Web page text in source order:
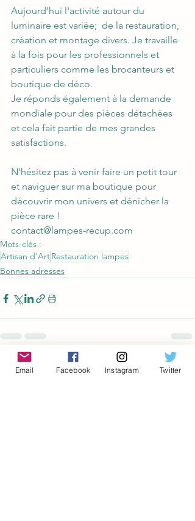
Aujourd'hui l'activité autour du
luminaire est variée;  de la restauration,
création et montage divers. Je travaille
à la fois pour les professionnels et
particuliers comme les brocanteurs et
boutique de déco.
Je réponds également à la demande
mondiale pour des pièces détachées
et cela fait partie de mes grandes
satisfactions.
N'hésitez pas à venir faire un petit tour
et naviguer sur ma boutique pour
découvrir mon univers et dénicher la
pièce rare !
contact@lampes-recup.com
Mots-clés :
Artisan d'ArtRestauration lampes
Bonnes adresses
Posts récents Voir tout
Email Facebook Instagram Twitter